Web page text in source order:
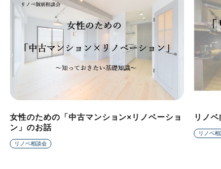
女性のための「中古マンション×リノベーショ
ン」のお話
リノベ相談会
リノ
リノベ